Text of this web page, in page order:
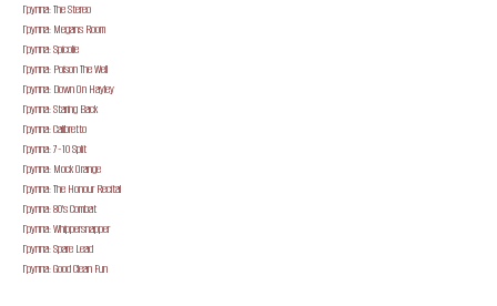
Группа: The Stereo
Группа: Megans Room
Группа: Spicolie
Группа: Poison The Well
Группа: Down On Hayley
Группа: Staring Back
Группа: Calibretto
Группа: 7-10 Split
Группа: Mock Orange
Группа: The Honour Recital
Группа: 80's Combat
Группа: Whippersnapper
Группа: Spare Lead
Группа: Good Clean Fun